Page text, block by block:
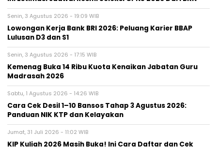
Senin, 3 Agustus 2026 - 19:09 WIB
Lowongan Kerja Bank BRI 2026: Peluang Karier BBAP
Lulusan D3 dan S1
Senin, 3 Agustus 2026 - 17:15 WIB
Kemenag Buka 14 Ribu Kuota Kenaikan Jabatan Guru
Madrasah 2026
Sabtu, 1 Agustus 2026 - 14:26 WIB
Cara Cek Desil 1–10 Bansos Tahap 3 Agustus 2026:
Panduan NIK KTP dan Kelayakan
Jumat, 31 Juli 2026 - 11:02 WIB
KIP Kuliah 2026 Masih Buka! Ini Cara Daftar dan Cek